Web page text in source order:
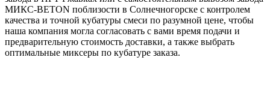
МИКС-BETON поблизости в Солнечногорске с контролем
качества и точной кубатуры смеси по разумной цене, чтобы
наша компания могла согласовать с вами время подачи и
предварительную стоимость доставки, а также выбрать
оптимальные миксеры по кубатуре заказа.